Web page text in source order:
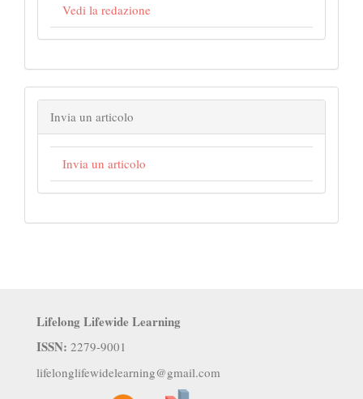
Vedi la redazione
Invia un articolo
Invia un articolo
Lifelong Lifewide Learning
ISSN: 2279-9001
lifelonglifewidelearning@gmail.com